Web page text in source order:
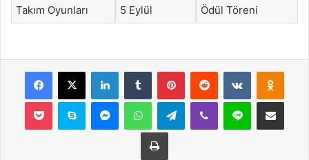
Takım Oyunları 5 Eylül Ödül Töreni
Facebook
X LinkedInTumblr PinterestReddit VKontakte
Pocket Skype MessengerWhatsAppTelegramViber Line E-Posta ile
Yazdır